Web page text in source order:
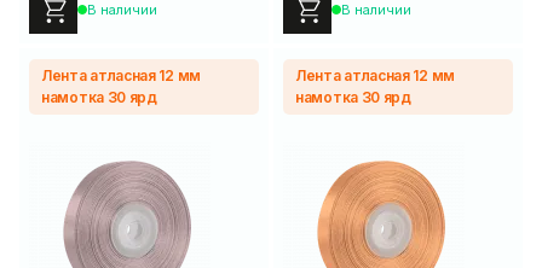
В наличии В наличии
Лента атласная 12 мм
намотка 30 ярд
Лента атласная 12 мм
намотка 30 ярд